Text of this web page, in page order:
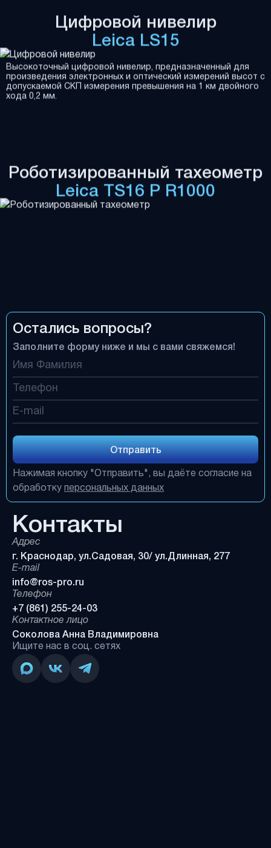
Цифровой нивелир
Leica LS15
Высокоточный цифровой нивелир, предназначенный для
произведения электронных и оптический измерений высот с
допускаемой СКП измерения превышения на 1 км двойного
хода 0,2 мм.
Роботизированный тахеометр
Leica TS16 P R1000
Остались вопросы?
Заполните форму ниже и мы с вами свяжемся!
Отправить
Нажимая кнопку "Отправить", вы даёте согласие на
обработкуперсональных данных
Контакты
Адрес
г. Краснодар, ул.Садовая, 30/ ул.Длинная, 277
E-mail
info@ros-pro.ru
Телефон
+7 (861) 255-24-03
Контактное лицо
Соколова Анна Владимировна
Ищите нас в соц. сетях